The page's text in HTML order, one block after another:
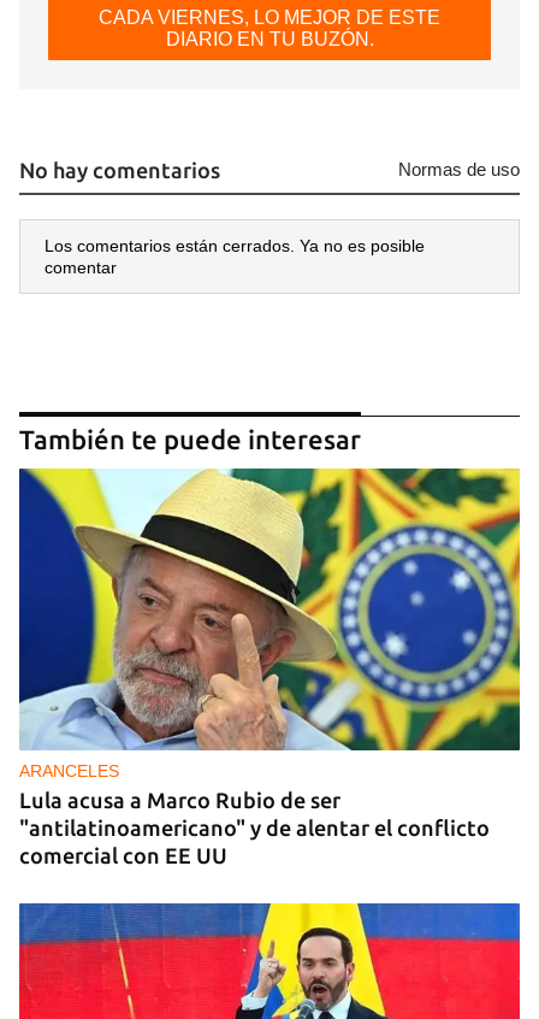
INICIAR SESIÓN CANCELAR
CADA VIERNES, LO MEJOR DE ESTE
DIARIO EN TU BUZÓN.
No hay comentarios Normas de uso
Los comentarios están cerrados. Ya no es posible
comentar
También te puede interesar
ARANCELES
Lula acusa a Marco Rubio de ser
"antilatinoamericano" y de alentar el conflicto
comercial con EE UU